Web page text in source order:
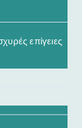
επίγειες